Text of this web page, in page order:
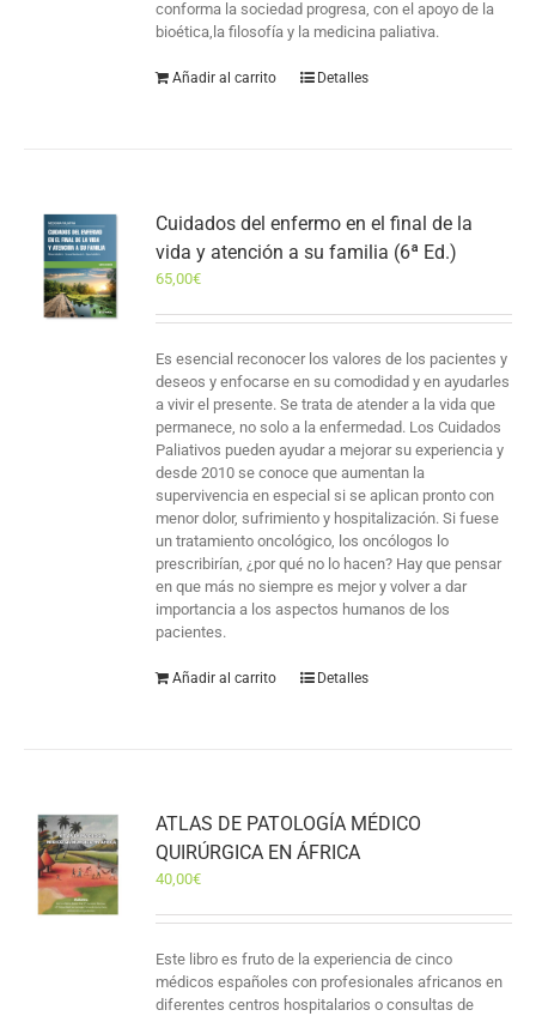
conforma la sociedad progresa, con el apoyo de la
bioética,la filosofía y la medicina paliativa.
Añadir al carrito Detalles
Cuidados del enfermo en el final de la
vida y atención a su familia (6ª Ed.)
65,00€
Es esencial reconocer los valores de los pacientes y
deseos y enfocarse en su comodidad y en ayudarles
a vivir el presente. Se trata de atender a la vida que
permanece, no solo a la enfermedad. Los Cuidados
Paliativos pueden ayudar a mejorar su experiencia y
desde 2010 se conoce que aumentan la
supervivencia en especial si se aplican pronto con
menor dolor, sufrimiento y hospitalización. Si fuese
un tratamiento oncológico, los oncólogos lo
prescribirían, ¿por qué no lo hacen? Hay que pensar
en que más no siempre es mejor y volver a dar
importancia a los aspectos humanos de los
pacientes.
Añadir al carrito Detalles
ATLAS DE PATOLOGÍA MÉDICO
QUIRÚRGICA EN ÁFRICA
40,00€
Este libro es fruto de la experiencia de cinco
médicos españoles con profesionales africanos en
diferentes centros hospitalarios o consultas de